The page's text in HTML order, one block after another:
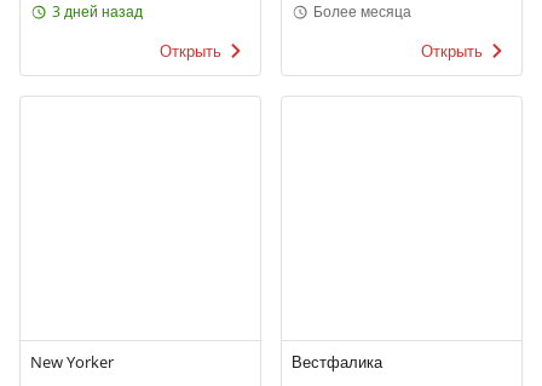
3 дней назад
Открыть
Более месяца
Открыть
New Yorker Вестфалика